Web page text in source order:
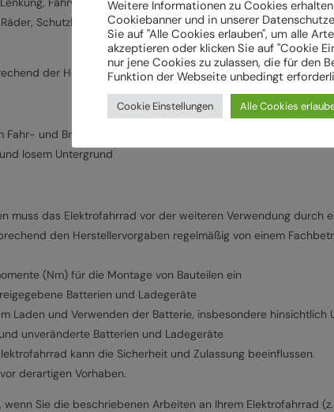
Schutzblech und Pedale sowie
der Herstellervorgaben erfolgen.
Fahr- und Bremsverhalten sowie den elektrischen
losem Untergrund
muss das Elektrofahrrad vor der weiteren Verwendung durch
den Herstellervorgaben regelmäßig von einem
(Nm) für die Montage von Bauteilen ein
Batterien und Ladegeräte
Laden und Verwenden der Batterie, insbesondere
unveränderte Batterien und Ladegeräte
kann die Sicherheit und Zulassung beeinflussen.
derartigen Vorhaben.
Sie die beschriebenen Arbeiten an Ihrem Elektrofahrrad
Weitere Informationen zu Cookies
Cookiebanner und in unserer
Sie auf "Alle Cookies erlauben", um alle
akzeptieren oder klicken Sie auf "Cookie
nur jene Cookies zu zulassen, die für den
Funktion der Webseite unbedingt
Cookie Einstellungen Alle Cookies